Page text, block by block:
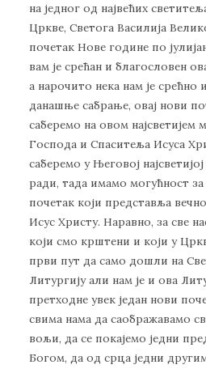
на једног од највећих
Цркве, Светога Василија
почетак Нове године по
вам је срећан и благословен
а нарочито нека нам је срећно
данашње сабрање, овај нови
саберемо на овом најсветијем
Господа и Спаситеља Исуса
саберемо у Његовој
ради, тада имамо могућност за
почетак који представља
Исус Христу. Наравно, за све
који смо крштени и који у
први пут да само дошли на
Литургију али нам је и ова
претходне увек један нови
свима нама да саображавамо
вољи, да се покајемо једни
Богом, да од срца једни